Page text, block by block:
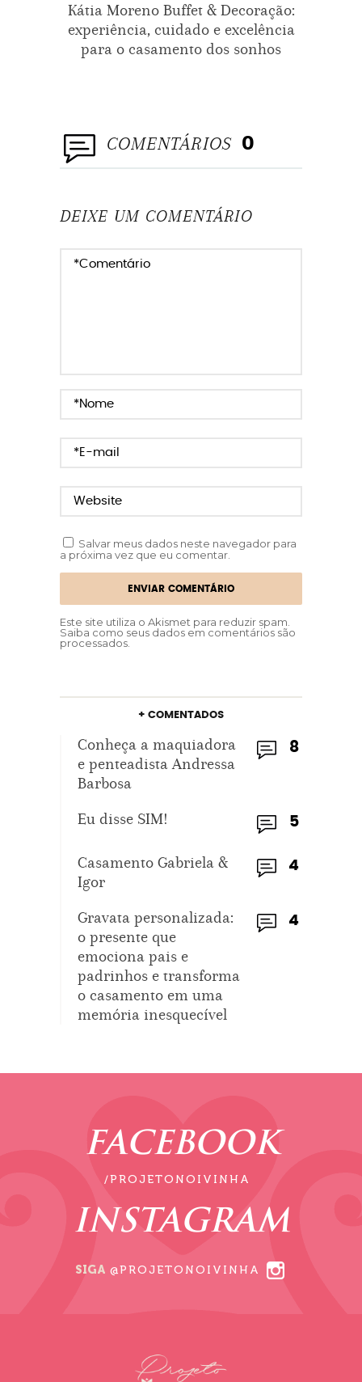
Kátia Moreno Buffet & Decoração:
experiência, cuidado e excelência
para o casamento dos sonhos
COMENTÁRIOS 0
DEIXE UM COMENTÁRIO
Salvar meus dados neste navegador para
a próxima vez que eu comentar.
Este site utiliza o Akismet para reduzir spam.
Saiba como seus dados em comentários são
processados
+ COMENTADOS
8
Conheça a maquiadora
e penteadista Andressa
Barbosa
5
Eu disse SIM!
4
Casamento Gabriela &
Igor
4
Gravata personalizada:
o presente que
emociona pais e
padrinhos e transforma
o casamento em uma
memória inesquecível
FACEBOOK
/PROJETONOIVINHA
INSTAGRAM
SIGA @PROJETONOIVINHA